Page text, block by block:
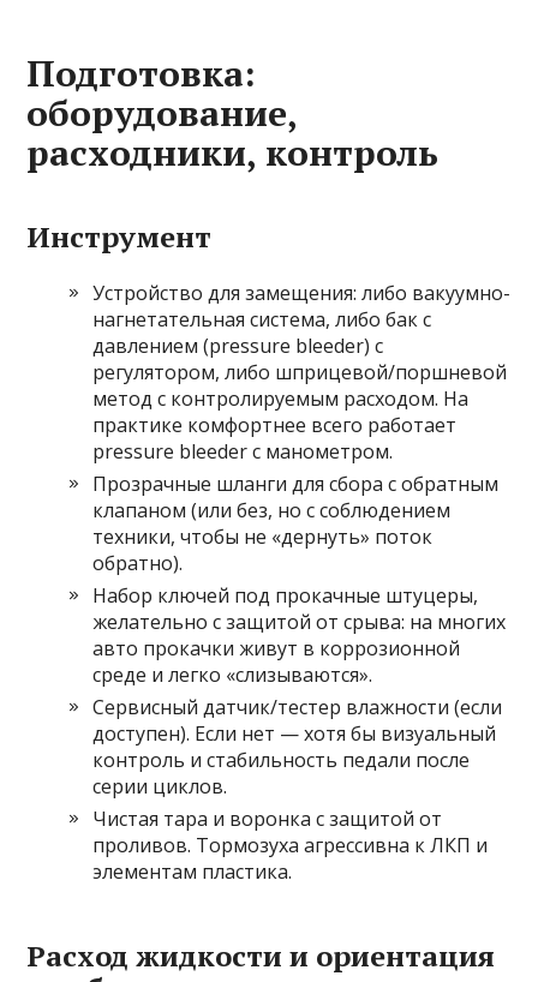
Подготовка:
оборудование,
расходники, контроль
Инструмент
Устройство для замещения: либо вакуумно-
нагнетательная система, либо бак с
давлением (pressure bleeder) с
регулятором, либо шприцевой/поршневой
метод с контролируемым расходом. На
практике комфортнее всего работает
pressure bleeder с манометром.
Прозрачные шланги для сбора с обратным
клапаном (или без, но с соблюдением
техники, чтобы не «дернуть» поток
обратно).
Набор ключей под прокачные штуцеры,
желательно с защитой от срыва: на многих
авто прокачки живут в коррозионной
среде и легко «слизываются».
Сервисный датчик/тестер влажности (если
доступен). Если нет — хотя бы визуальный
контроль и стабильность педали после
серии циклов.
Чистая тара и воронка с защитой от
проливов. Тормозуха агрессивна к ЛКП и
элементам пластика.
Расход жидкости и ориентация